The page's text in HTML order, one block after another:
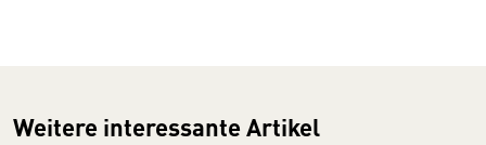
Weitere interessante Artikel